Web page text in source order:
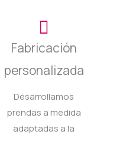
Fabricación
personalizada
Desarrollamos
prendas a medida
adaptadas a la